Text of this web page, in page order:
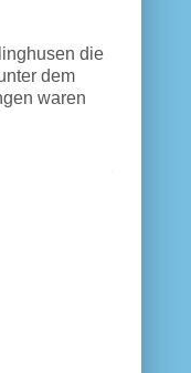
die
dem
waren